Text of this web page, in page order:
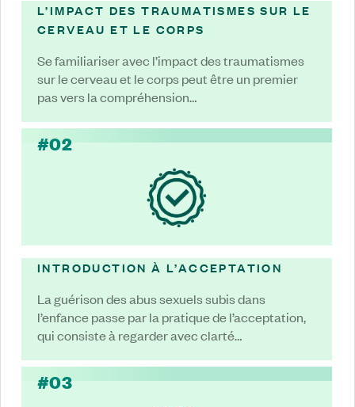
L’IMPACT DES TRAUMATISMES SUR LE
CERVEAU ET LE CORPS
Se familiariser avec l’impact des traumatismes
sur le cerveau et le corps peut être un premier
pas vers la compréhension…
#02
INTRODUCTION À L’ACCEPTATION
La guérison des abus sexuels subis dans
l’enfance passe par la pratique de l’acceptation,
qui consiste à regarder avec clarté…
#03